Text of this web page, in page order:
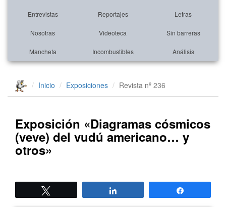
Entrevistas Reportajes Letras
Nosotras Videoteca Sin barreras
Mancheta Incombustibles Análisis
Inicio Exposiciones Revista nº 236
Exposición «Diagramas cósmicos
(veve) del vudú americano… y
otros»